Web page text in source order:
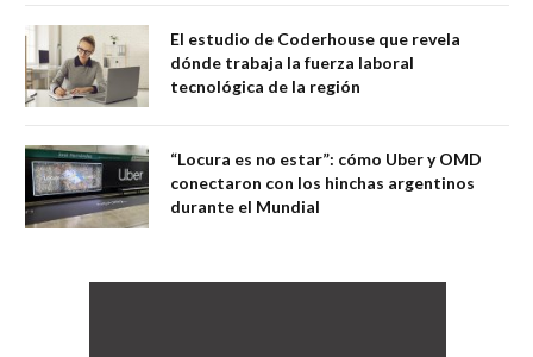
El estudio de Coderhouse que revela
dónde trabaja la fuerza laboral
tecnológica de la región
“Locura es no estar”: cómo Uber y OMD
conectaron con los hinchas argentinos
durante el Mundial